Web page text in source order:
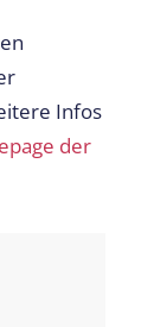
Infos
der